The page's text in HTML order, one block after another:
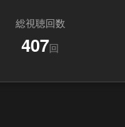
総視聴回数
407回